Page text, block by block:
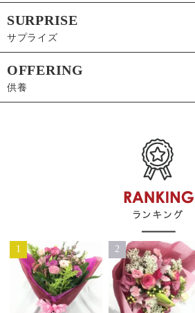
SURPRISE
サプライズ
OFFERING
供養
1 2